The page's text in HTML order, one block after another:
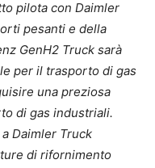
pilota con Daimler
pesanti e della
GenH2 Truck sarà
per il trasporto di gas
una preziosa
di gas industriali.
Daimler Truck
di rifornimento